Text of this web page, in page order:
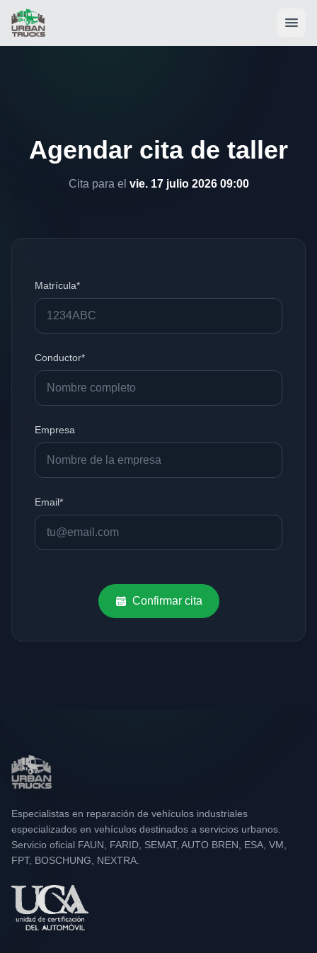
Agendar cita de taller
Cita para el vie. 17 julio 2026 09:00
Matrícula*
Conductor*
Empresa
Email*
Confirmar cita
Especialistas en reparación de vehículos industriales
especializados en vehículos destinados a servicios urbanos.
Servicio oficial FAUN, FARID, SEMAT, AUTO BREN, ESA, VM,
FPT, BOSCHUNG, NEXTRA.